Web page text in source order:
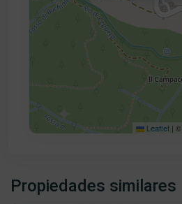
Leaflet | ©
Propiedades similares
Cantagallo